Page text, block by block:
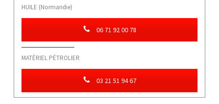
HUILE (Normandie)
06 71 92 00 78
MATÉRIEL PÉTROLIER
03 21 51 94 67